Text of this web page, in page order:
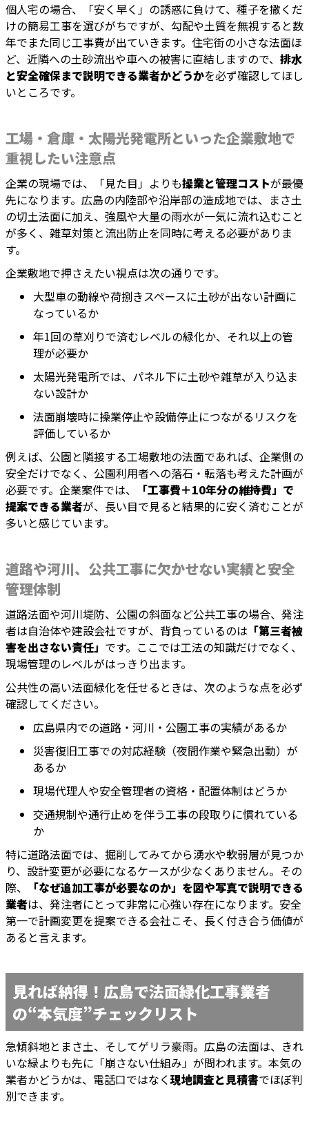
個人宅の場合、「安く早く」の誘惑に負けて、種子を撒くだ
けの簡易工事を選びがちですが、勾配や土質を無視すると数
年でまた同じ工事費が出ていきます。住宅街の小さな法面ほ
ど、近隣への土砂流出や車への被害に直結しますので、 排水
と安全確保まで説明できる業者かどうかを必ず確認してほし
いところです。
工場・倉庫・太陽光発電所といった企業敷地で
重視したい注意点
企業の現場では、「見た目」よりも操業と管理コストが最優
先になります。広島の内陸部や沿岸部の造成地では、まさ土
の切土法面に加え、強風や大量の雨水が一気に流れ込むこと
が多く、雑草対策と流出防止を同時に考える必要がありま
す。
企業敷地で押さえたい視点は次の通りです。
大型車の動線や荷捌きスペースに土砂が出ない計画に
なっているか
年1回の草刈りで済むレベルの緑化か、それ以上の管
理が必要か
太陽光発電所では、パネル下に土砂や雑草が入り込ま
ない設計か
法面崩壊時に操業停止や設備停止につながるリスクを
評価しているか
例えば、公園と隣接する工場敷地の法面であれば、企業側の
安全だけでなく、公園利用者への落石・転落も考えた計画が
必要です。企業案件では、
「工事費＋10年分の維持費」で
提案できる業者が、長い目で見ると結果的に安く済むことが
多いと感じています。
道路や河川、公共工事に欠かせない実績と安全
管理体制
道路法面や河川堤防、公園の斜面など公共工事の場合、発注
者は自治体や建設会社ですが、背負っているのは 「第三者被
害を出さない責任」 です。ここでは工法の知識だけでなく、
現場管理のレベルがはっきり出ます。
公共性の高い法面緑化を任せるときは、次のような点を必ず
確認してください。
広島県内での道路・河川・公園工事の実績があるか
災害復旧工事での対応経験（夜間作業や緊急出動）が
あるか
現場代理人や安全管理者の資格・配置体制はどうか
交通規制や通行止めを伴う工事の段取りに慣れている
か
特に道路法面では、掘削してみてから湧水や軟弱層が見つか
り、設計変更が必要になるケースが少なくありません。その
際、
「なぜ追加工事が必要なのか」を図や写真で説明できる
業者は、発注者にとって非常に心強い存在になります。安全
第一で計画変更を提案できる会社こそ、長く付き合う価値が
あると言えます。
見れば納得！広島で法面緑化工事業者
の“本気度”チェックリスト
急傾斜地とまさ土、そしてゲリラ豪雨。広島の法面は、きれ
いな緑よりも先に「崩さない仕組み」が問われます。本気の
業者かどうかは、電話口ではなく現地調査と見積書でほぼ判
別できます。